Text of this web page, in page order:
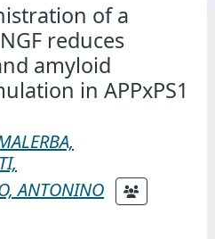
of a
reduces
amyloid
in APPxPS1
ANTONINO